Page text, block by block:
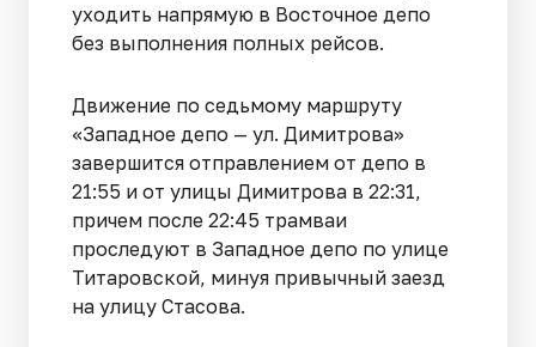
уходить напрямую в Восточное депо
без выполнения полных рейсов.
Движение по седьмому маршруту
«Западное депо — ул. Димитрова»
завершится отправлением от депо в
21:55 и от улицы Димитрова в 22:31,
причем после 22:45 трамваи
проследуют в Западное депо по улице
Титаровской, минуя привычный заезд
на улицу Стасова.